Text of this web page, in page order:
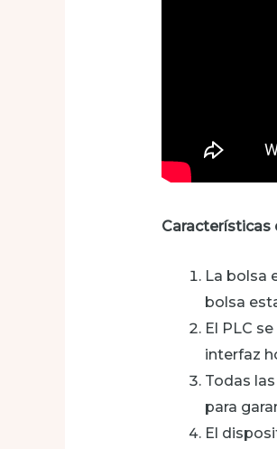
Características
La bolsa
bolsa
El PLC
interfaz
Todas
para
El